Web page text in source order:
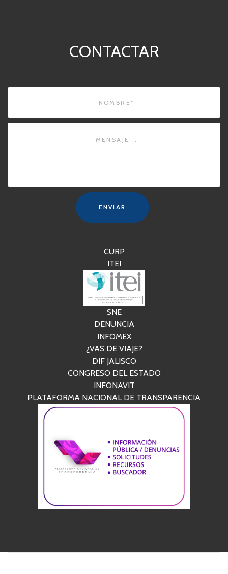
CONTACTAR
ENVIAR
CURP
ITEI
SNE
DENUNCIA
INFOMEX
¿VAS DE VIAJE?
DIF JALISCO
CONGRESO DEL ESTADO
INFONAVIT
PLATAFORMA NACIONAL DE TRANSPARENCIA